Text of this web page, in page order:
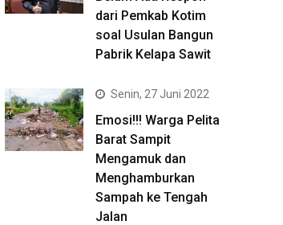
dari Pemkab Kotim
soal Usulan Bangun
Pabrik Kelapa Sawit
Senin, 27 Juni 2022
Emosi!!! Warga Pelita
Barat Sampit
Mengamuk dan
Menghamburkan
Sampah ke Tengah
Jalan